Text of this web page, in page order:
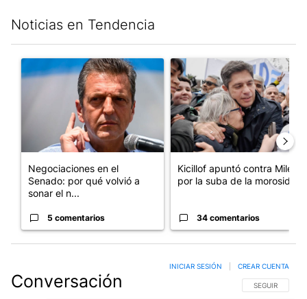
Noticias en Tendencia
Un artículo de tendencia con el título "Negociaciones en el
Negociaciones en el
Senado: por qué volvió a
sonar el n...
5 comentarios
Un artículo de tendencia con
Kicillof apuntó contra Milei
por la suba de la morosida...
34 comentarios
Conversación SIGA ESTA
SEGUIR
INICIAR SESIÓN CREAR CUENTA